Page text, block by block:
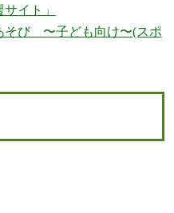
イト」
そび 〜子ども向け〜(スポ